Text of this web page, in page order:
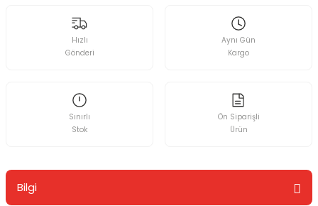
Hızlı
Gönderi
Aynı Gün
Kargo
Sınırlı
Stok
Ön Siparişli
Ürün
Bilgi